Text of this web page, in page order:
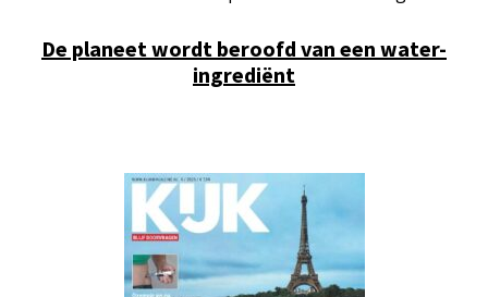
De planeet wordt beroofd van een water-
ingrediënt